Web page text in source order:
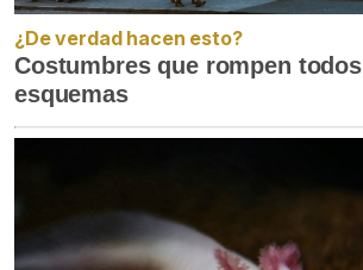
¿De verdad hacen esto?
Costumbres que rompen
esquemas